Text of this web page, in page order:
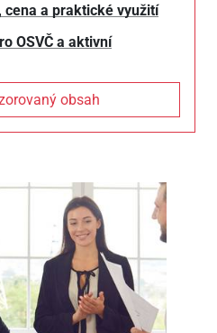
cena a praktické využití
OSVČ a aktivní
obsah